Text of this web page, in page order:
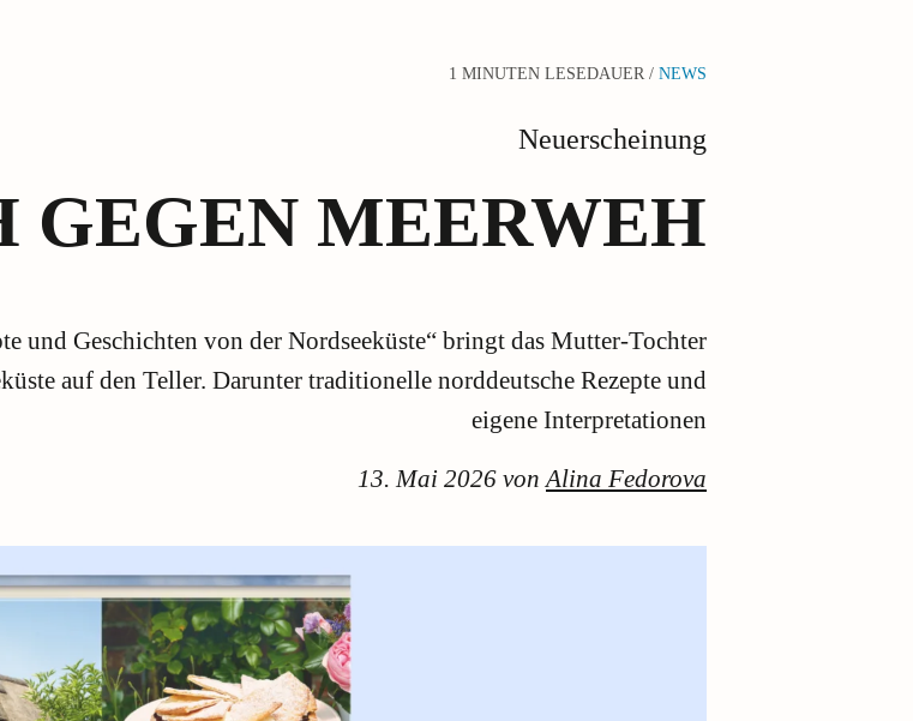
1 MINUTEN LESEDAUER / NEWS
Neuerscheinung
GEGEN MEERWEH
und Geschichten von der Nordseeküste“ bringt das Mutter-Tochter
auf den Teller. Darunter traditionelle norddeutsche Rezepte und
eigene Interpretationen
13. Mai 2026 von Alina Fedorova